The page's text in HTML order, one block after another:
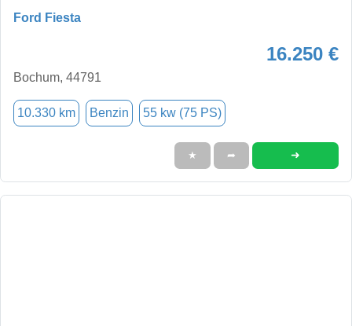
Ford Fiesta
16.250 €
Bochum, 44791
10.330 km Benzin 55 kw (75 PS)
★ ➦ ➜